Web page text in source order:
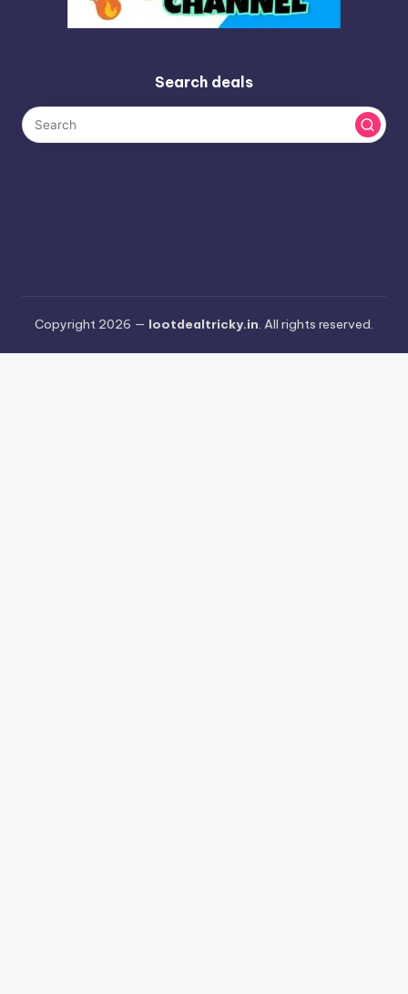
Search deals
Copyright 2026 — lootdealtricky.in. All rights reserved.